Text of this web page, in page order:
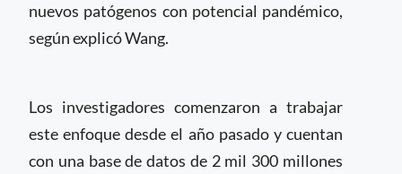
nuevos patógenos con potencial pandémico,
según explicó Wang.
Los investigadores comenzaron a trabajar
este enfoque desde el año pasado y cuentan
con una base de datos de 2 mil 300 millones